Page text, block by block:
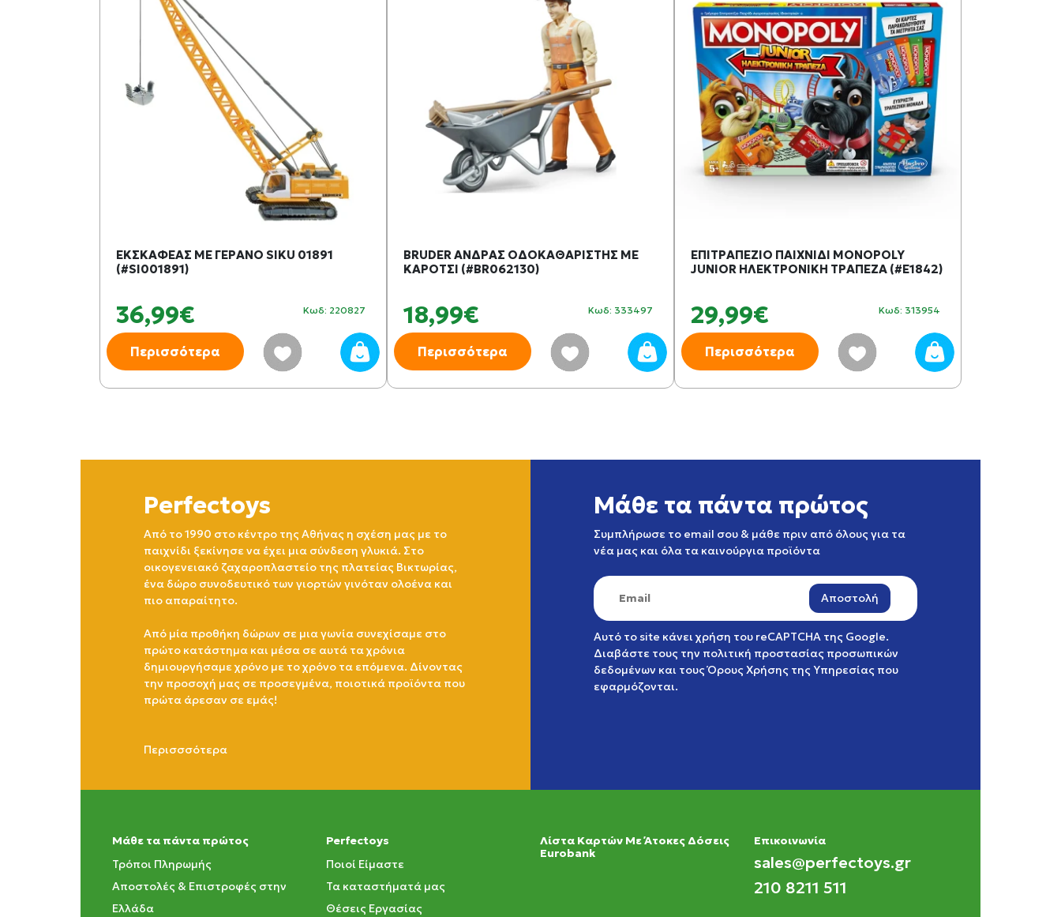
ΕΚΣΚΑΦΕΑΣ ΜΕ ΓΕΡΑΝΟ SIKU 01891
(#SI001891)
36,99€ Κωδ: 220827
Περισσότερα
BRUDER ΑΝΔΡΑΣ ΟΔΟΚΑΘΑΡΙΣΤΗΣ ΜΕ
ΚΑΡΟΤΣΙ (#BR062130)
18,99€ Κωδ: 333497
Περισσότερα
ΕΠΙΤΡΑΠΕΖΙΟ ΠΑΙΧΝΙΔΙ MONOPOLY
JUNIOR ΗΛΕΚΤΡΟΝΙΚΗ ΤΡΑΠΕΖΑ (#E1842)
29,99€ Κωδ: 313954
Περισσότερα
Perfectoys
Από το 1990 στο κέντρο της Αθήνας η σχέση μας με το
παιχνίδι ξεκίνησε να έχει μια σύνδεση γλυκιά. Στο
οικογενειακό ζαχαροπλαστείο της πλατείας Βικτωρίας,
ένα δώρο συνοδευτικό των γιορτών γινόταν ολοένα και
πιο απαραίτητο.
Από μία προθήκη δώρων σε μια γωνία συνεχίσαμε στο
πρώτο κατάστημα και μέσα σε αυτά τα χρόνια
δημιουργήσαμε χρόνο με το χρόνο τα επόμενα. Δίνοντας
την προσοχή μας σε προσεγμένα, ποιοτικά προϊόντα που
πρώτα άρεσαν σε εμάς!
Περισσσότερα
Μάθε τα πάντα πρώτος
Συμπλήρωσε το email σου & μάθε πριν από όλους για τα
νέα μας και όλα τα καινούργια προϊόντα
Αποστολή
Αυτό το site κάνει χρήση του reCAPTCHA της Google.
Διαβάστε τους την πολιτική προστασίας προσωπικών
δεδομένων και τουςΌρους Χρήσης της Υπηρεσίας που
εφαρμόζονται.
Μάθε τα πάντα πρώτος
Τρόποι Πληρωμής
Αποστολές & Επιστροφές στην
Ελλάδα
Perfectoys
Ποιοί Είμαστε
Τα καταστήματά μας
Θέσεις Εργασίας
Λίστα Καρτών Με Άτοκες Δόσεις
Eurobank
Eπικοινωνία
sales@perfectoys.gr
210 8211 511